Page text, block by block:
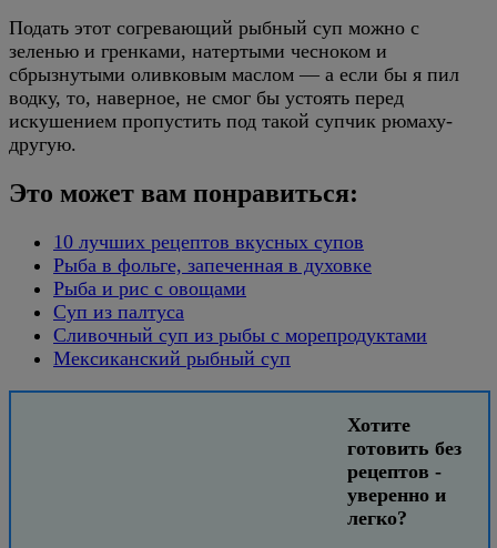
Подать этот согревающий рыбный суп можно с
зеленью и гренками, натертыми чесноком и
сбрызнутыми оливковым маслом — а если бы я пил
водку, то, наверное, не смог бы устоять перед
искушением пропустить под такой супчик рюмаху-
другую.
Это может вам понравиться:
10 лучших рецептов вкусных супов
Рыба в фольге, запеченная в духовке
Рыба и рис с овощами
Суп из палтуса
Сливочный суп из рыбы с морепродуктами
Мексиканский рыбный суп
Хотите
готовить без
рецептов -
уверенно и
легко?